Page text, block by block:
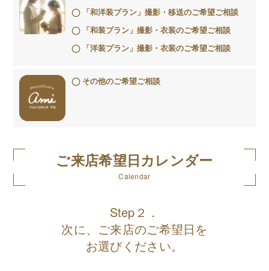
「和洋装プラン」撮影・移送のご希望ご相談
「和装プラン」撮影・衣装のご希望ご相談
「洋装プラン」撮影・衣装のご希望ご相談
その他のご希望ご相談
ご来店希望日カレンダー
Calendar
Step２．
次に、ご来店のご希望日を
お選びください。